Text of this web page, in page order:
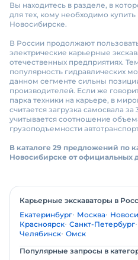
Вы находитесь в разделе, в
для тех, кому необходимо
Новосибирске.
В России продолжают
электрические карьерные
отечественных предприятиях.
популярность гидравлических
данном сегменте сильны
производителей. Если же
парка техники на карьере, в
считается загрузка самосвала за
учитывается соотношение
грузоподъемности
В каталоге 29 предложений по
Новосибирске от официальных
Карьерные экскаваторы в
Екатеринбург Москва
Красноярск Санкт-Петербург
Челябинск Омск
Популярные запросы в